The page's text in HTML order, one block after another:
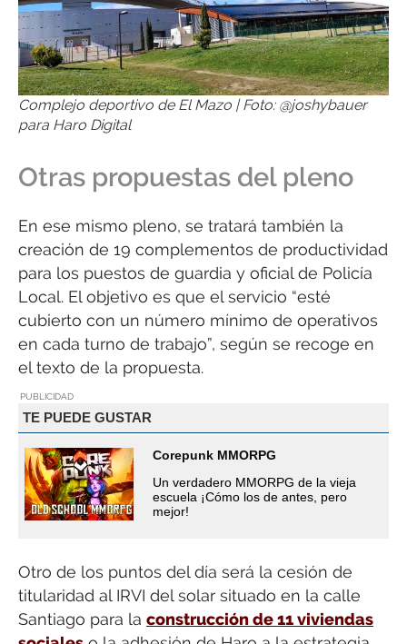
Complejo deportivo de El Mazo | Foto: @joshybauer
para Haro Digital
Otras propuestas del pleno
En ese mismo pleno, se tratará también la
creación de 19 complementos de productividad
para los puestos de guardia y oficial de Policía
Local. El objetivo es que el servicio “esté
cubierto con un número mínimo de operativos
en cada turno de trabajo”, según se recoge en
el texto de la propuesta.
PUBLICIDAD
TE PUEDE GUSTAR
Corepunk MMORPG
Un verdadero MMORPG de la vieja
escuela ¡Cómo los de antes, pero
mejor!
Otro de los puntos del día será la cesión de
titularidad al IRVI del solar situado en la calle
Santiago para la construcción de 11 viviendas